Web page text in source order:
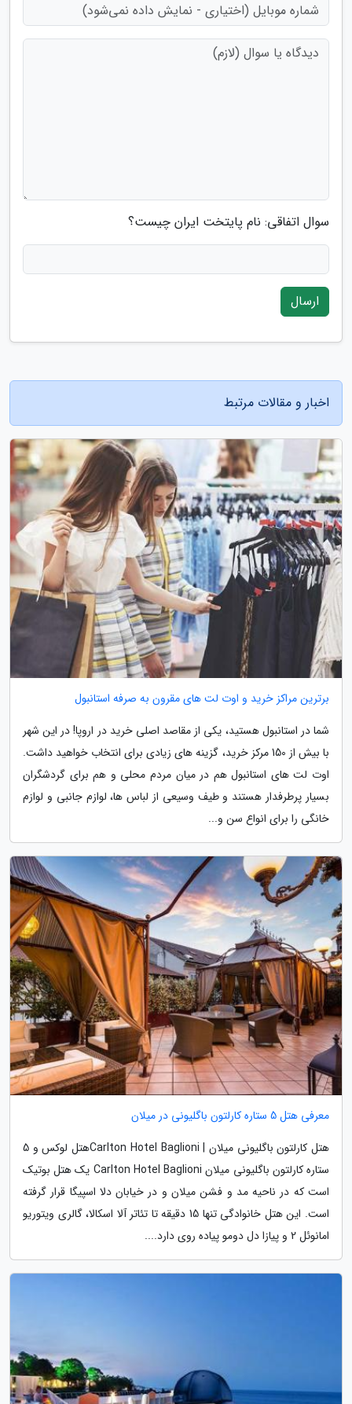
سوال اتفاقی: نام پایتخت ایران چیست؟
ارسال
اخبار و مقالات مرتبط
برترین مراکز خرید و اوت لت های مقرون به صرفه استانبول
شما در استانبول هستید، یکی از مقاصد اصلی خرید در اروپا! در این شهر
با بیش از 150 مرکز خرید، گزینه های زیادی برای انتخاب خواهید داشت.
اوت لت های استانبول هم در میان مردم محلی و هم برای گردشگران
بسیار پرطرفدار هستند و طیف وسیعی از لباس ها، لوازم جانبی و لوازم
خانگی را برای انواع سن و...
معرفی هتل 5 ستاره کارلتون باگلیونی در میلان
هتل کارلتون باگلیونی میلان | Carlton Hotel Baglioniهتل لوکس و 5
ستاره کارلتون باگلیونی میلان Carlton Hotel Baglioni یک هتل بوتیک
است که در ناحیه مد و فشن میلان و در خیابان دلا اسپیگا قرار گرفته
است. این هتل خانوادگی تنها 15 دقیقه تا تئاتر آلا اسکالا، گالری ویتوریو
امانوئل 2 و پیازا دل دومو پیاده روی دارد....